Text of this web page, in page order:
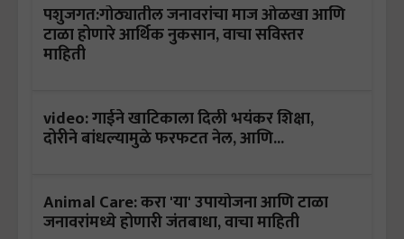
पशुजगत:गोठ्यातील जनावरांचा माज ओळखा आणि
टाळा होणारे आर्थिक नुकसान, वाचा सविस्तर
माहिती
video: गाईने खाटिकाला दिली भयंकर शिक्षा,
दोरीने बांधल्यामुळे फरफटत नेल, आणि...
Animal Care: करा 'या' उपायोजना आणि टाळा
जनावरांमध्ये होणारी जंतबाधा, वाचा माहिती